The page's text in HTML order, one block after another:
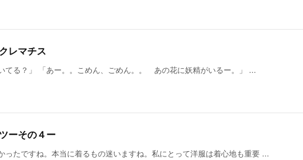
レマチス
てる？」 「あー。。こめん、ごめん。。 あの花に妖精がいるー。」 ...
ーその４ー
ったですね。本当に着るもの迷いますね。私にとって洋服は着心地も重要 ...